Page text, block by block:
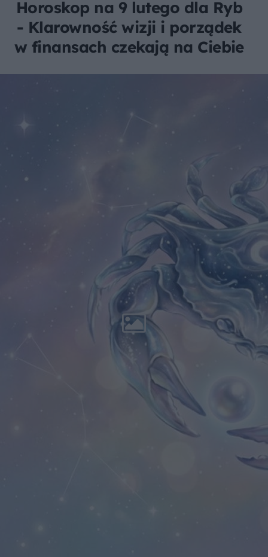
Horoskop na 9 lutego dla Ryb
- Klarowność wizji i porządek
w finansach czekają na Ciebie